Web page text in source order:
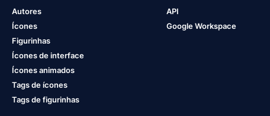
Autores
Ícones
Figurinhas
Ícones de interface
Ícones animados
Tags de ícones
Tags de figurinhas
API
Google Workspace